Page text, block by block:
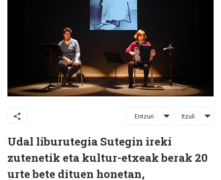
Entzun Itzuli
Udal liburutegia Sutegin ireki
zutenetik eta kultur-etxeak berak 20
urte bete dituen honetan,